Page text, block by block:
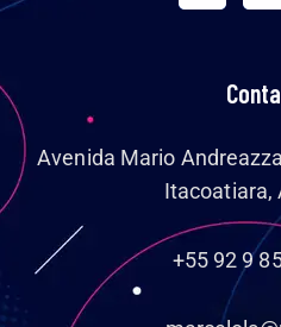
Avenida Mario
Itacoatiara,
+55 92 9